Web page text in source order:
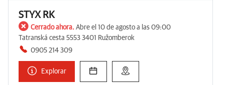
STYX RK
Cerrado ahora. Abre el 10 de agosto a las 09:00
Tatranská cesta 5553 3401 Ružomberok
0905 214 309
Explorar